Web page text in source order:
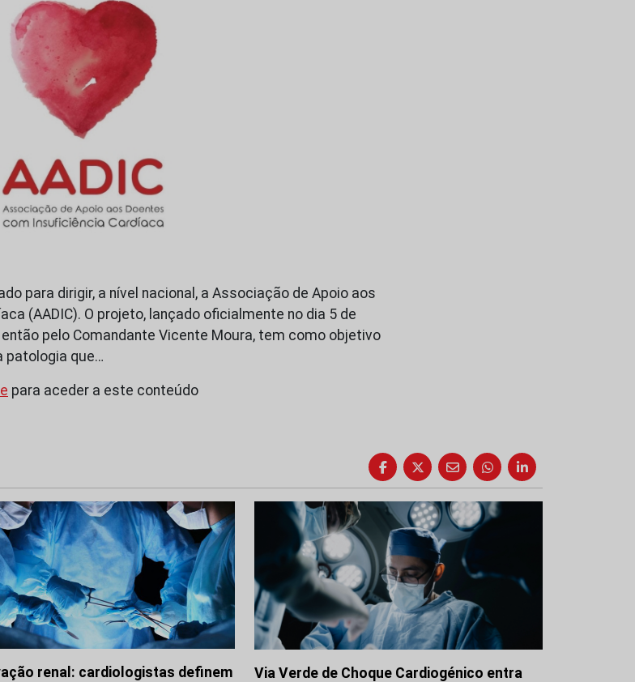
para dirigir, a nível nacional, a Associação de Apoio aos
(AADIC). O projeto, lançado oficialmente no dia 5 de
pelo Comandante Vicente Moura, tem como objetivo
patologia que…
para aceder a este conteúdo
renal: cardiologistas definem
Via Verde de Choque Cardiogénico entra